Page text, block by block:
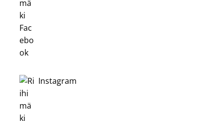
Instagram